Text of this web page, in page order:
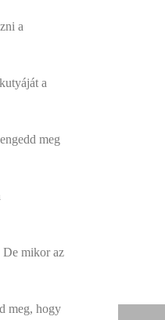
a
a
meg
De mikor az
meg, hogy